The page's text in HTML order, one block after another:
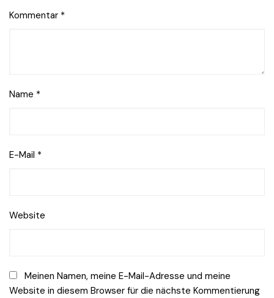
Kommentar *
Name *
E-Mail *
Website
Meinen Namen, meine E-Mail-Adresse und meine
Website in diesem Browser für die nächste Kommentierung